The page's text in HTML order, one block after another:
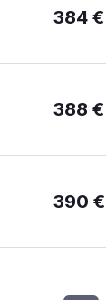
384 €
388 €
390 €